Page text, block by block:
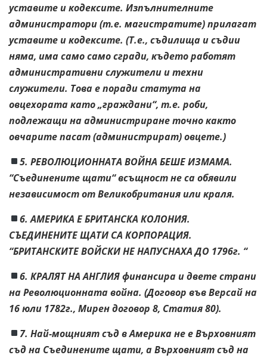
уставите и кодексите. Изпълнителните
администратори (т.е. магистратите) прилагат
уставите и кодексите. (Т.е., съдилища и съдии
няма, има само само сгради, където работят
административни служители и техни
служители. Това е поради статута на
овцехората като „граждани“, т.е. роби,
подлежащи на администриране точно както
овчарите пасат(администрират) овцете.)
5. РЕВОЛЮЦИОННАТА ВОЙНА БЕШЕ ИЗМАМА.
“Съединените щати“ всъщност не са обявили
независимост от Великобритания или краля.
6. АМЕРИКА Е БРИТАНСКА КОЛОНИЯ.
СЪЕДИНЕНИТЕ ЩАТИ СА КОРПОРАЦИЯ.
“БРИТАНСКИТЕ ВОЙСКИ НЕ НАПУСНАХА ДО 1796г. “
6. КРАЛЯТ НА АНГЛИЯ финансира и двете страни
на Революционната война. (Договор във Версай на
16 юли 1782г., Мирен договор 8, Статия 80).
7. Най-мощният съд в Америка не е Върховният
съд на Съединените щати, а Върховният съд на